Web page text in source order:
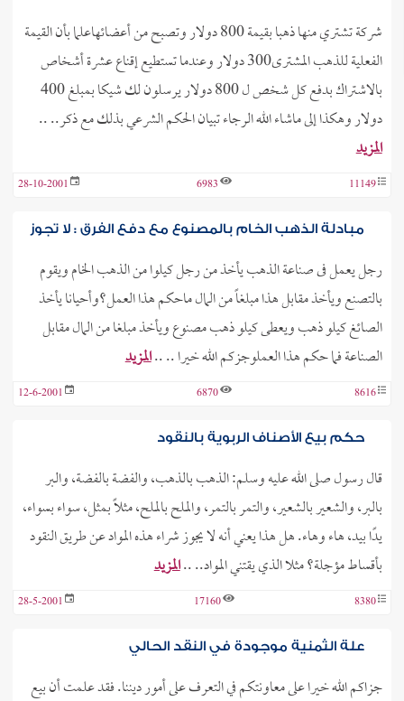
شركة تشتري منها ذهبا بقيمة 800 دولار وتصبح من أعضائهاعلما بأن القيمة
الفعلية للذهب المشترى300 دولار وعندما تستطيع إقناع عشرة أشخاص
بالاشتراك بدفع كل شخص ل 800 دولار يرسلون لك شيكا بمبلغ 400
دولار وهكذا إلى ماشاء الله الرجاء تبيان الحكم الشرعي بذلك مع ذكر.. ..
المزيد
11149
6983
28-10-2001
مبادلة الذهب الخام بالمصنوع مع دفع الفرق : لا تجوز
رجل يعمل فى صناعة الذهب يأخذ من رجل كيلوا من الذهب الخام ويقوم
بالتصنع ويأخذ مقابل هذا مبلغاً من المال ماحكم هذا العمل؟وأحيانا يأخذ
الصائغ كيلو ذهب ويعطى كيلو ذهب مصنوع ويأخذ مبلغا من المال مقابل
الصناعة فما حكم هذا العملوجزكم الله خيرا .. ..المزيد
8616
6870
12-6-2001
حكم بيع الأصناف الربوية بالنقود
قال رسول صلى الله عليه وسلم: الذهب بالذهب، والفضة بالفضة، والبر
بالبر، والشعير بالشعير، والتمر بالتمر، والملح بالملح، مثلاً بمثل، سواء بسواء،
يدًا بيد، هاء وهاء. هل هذا يعني أنه لا يجوز شراء هذه المواد عن طريق النقود
بأقساط مؤجلة؟ مثلا الذي يقتني المواد.. ..المزيد
8380
17160
28-5-2001
علة الثمنية موجودة في النقد الحالي
جزاكم الله خيرا على معاونتكم في التعرف على أمور ديننا. فقد علمت أن بيع